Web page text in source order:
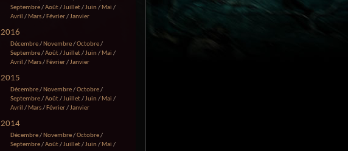
Septembre/Août/Juillet/Juin / Mai /
Avril / Mars/ Février/Janvier
2016
Décembre/ Novembre/Octobre/
Septembre/Août/Juillet/Juin / Mai /
Avril / Mars/ Février/Janvier
2015
Décembre/ Novembre/Octobre/
Septembre/Août/Juillet/Juin / Mai /
Avril / Mars/ Février/Janvier
2014
Décembre/ Novembre/Octobre/
Septembre/Août/Juillet/Juin / Mai /